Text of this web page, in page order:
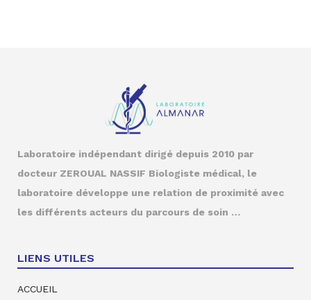
Laboratoire indépendant dirigé depuis 2010 par
docteur ZEROUAL NASSIF Biologiste médical, le
laboratoire développe une relation de proximité avec
les différents acteurs du parcours de soin …
LIENS UTILES
ACCUEIL